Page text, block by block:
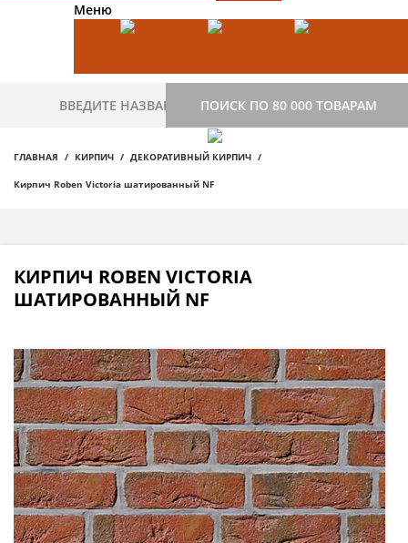
Меню
ПОИСК ПО 80 000 ТОВАРАМ
ГЛАВНАЯ КИРПИЧ ДЕКОРАТИВНЫЙ КИРПИЧ
Кирпич Roben Victoria шатированный NF
КИРПИЧ ROBEN VICTORIA
ШАТИРОВАННЫЙ NF